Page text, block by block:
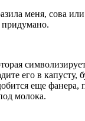
меня, сова
придумано.
его в капусту,
еще фанера,
молока.